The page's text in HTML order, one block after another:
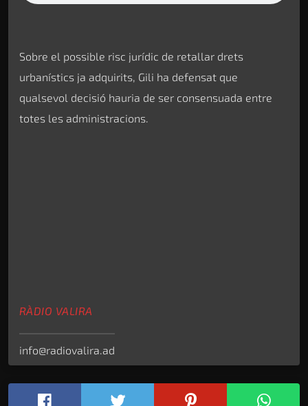
Sobre el possible risc jurídic de retallar drets
urbanístics ja adquirits, Gili ha defensat que
qualsevol decisió hauria de ser consensuada entre
totes les administracions.
RÀDIO VALIRA
info@radiovalira.ad